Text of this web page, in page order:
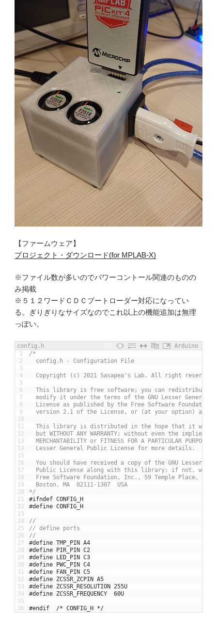
【ファームウェア】
プロジェクト・ダウンロード(for MPLAB-X)
※ファイル数が多いのでパワーコントール関連のものの
み掲載
※５１２ワードＣＤＣブートローダー対応になってい
る。ぎりぎりなサイズなのでこれ以上の機能追加は無理
っぽい。
config.h
Arduino
1
2
3
4
5
6
7
8
9
10
11
12
13
14
15
16
17
18
19
20
21
22
23
24
25
26
27
28
29
30
31
32
33
34
35
36
/*
config.h - Configuration File
Copyright (c) 2021 Sasapea's Lab. All right reserved.
This library is free software; you can redistribute
modify it under the terms of the GNU Lesser General
License as published by the Free Software
version 2.1 of the License, or (at your option) any
This library is distributed in the hope that it will
but WITHOUT ANY WARRANTY; without even the implied
MERCHANTABILITY or FITNESS FOR A PARTICULAR PURPOSE.
Lesser General Public License for more details.
You should have received a copy of the GNU Lesser
Public License along with this library; if not,
Free Software Foundation, Inc., 59 Temple Place,
Boston, MA  02111-1307  USA
*/
#ifndef CONFIG_H
#define	CONFIG_H
//
// define ports
//
#define TMP_PIN A4
#define PIR_PIN C2
#define LED_PIN C3
#define PWC_PIN C4
#define FAN_PIN C5
#define ZCSSR_ZCPIN A5
#define ZCSSR_RESOLUTION 255U
#define ZCSSR_FREQUENCY  60U
#endif	/* CONFIG_H */